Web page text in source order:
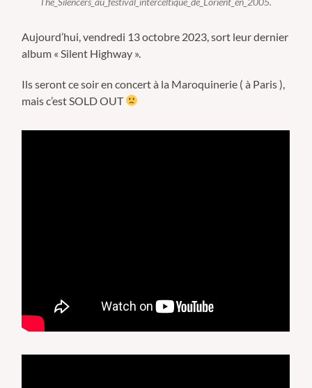
Aujourd’hui, vendredi 13 octobre 2023, sort leur dernier
album « Silent Highway ».
Ils seront ce soir en concert à la Maroquinerie ( à Paris ),
mais c’est SOLD OUT